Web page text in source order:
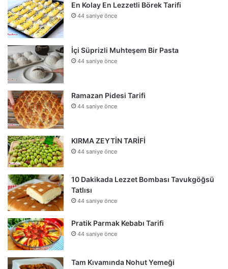
En Kolay En Lezzetli Börek Tarifi
44 saniye önce
İçi Süprizli Muhteşem Bir Pasta
44 saniye önce
Ramazan Pidesi Tarifi
44 saniye önce
KIRMA ZEYTİN TARİFİ
44 saniye önce
10 Dakikada Lezzet Bombası Tavukgöğsü
Tatlısı
44 saniye önce
Pratik Parmak Kebabı Tarifi
44 saniye önce
Tam Kıvamında Nohut Yemeği